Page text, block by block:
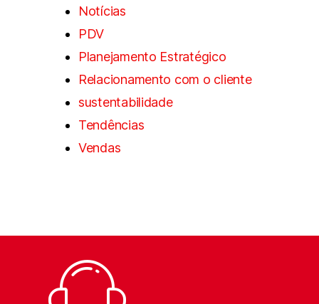
Notícias
PDV
Planejamento Estratégico
Relacionamento com o cliente
sustentabilidade
Tendências
Vendas